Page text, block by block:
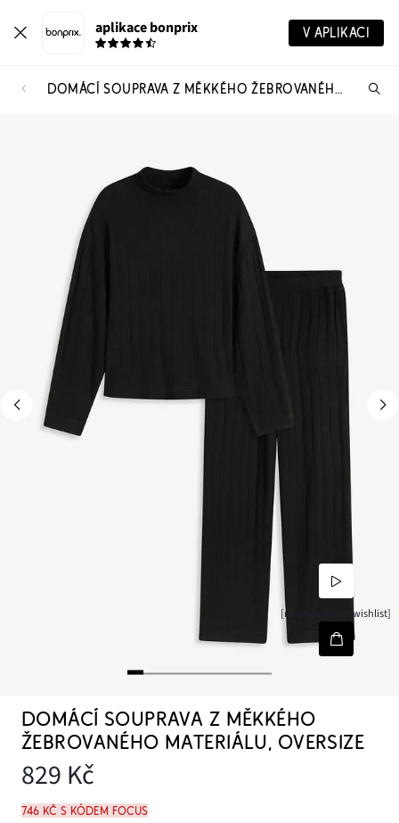
aplikace bonprix V APLIKACI
DOMÁCÍ SOUPRAVA Z MĚKKÉHO ŽEBROVANÉHO MATERIÁLU, OVERSIZE
[node-product-wishlist]
DOMÁCÍ SOUPRAVA Z MĚKKÉHO
ŽEBROVANÉHO MATERIÁLU, OVERSIZE
829 Kč
746 Kč s kódem FOCUS